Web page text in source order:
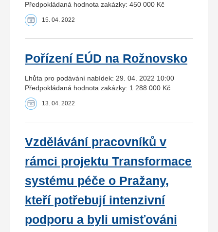
Předpokládaná hodnota zakázky: 450 000 Kč
15. 04. 2022
Pořízení EÚD na Rožnovsko
Lhůta pro podávání nabídek: 29. 04. 2022 10:00
Předpokládaná hodnota zakázky: 1 288 000 Kč
13. 04. 2022
Vzdělávání pracovníků v
rámci projektu Transformace
systému péče o Pražany,
kteří potřebují intenzivní
podporu a byli umisťováni